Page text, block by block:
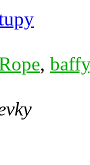
, baffy